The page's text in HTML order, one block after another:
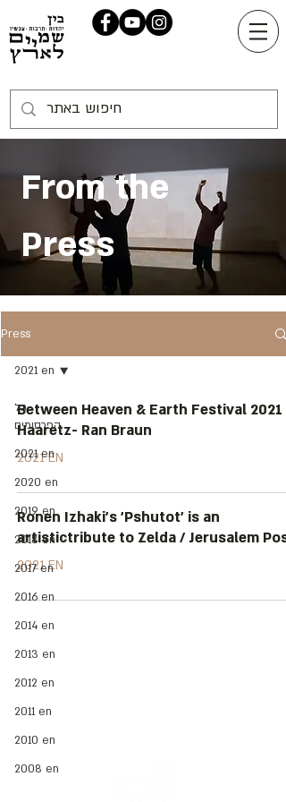
From the
Press
Press
כל
הפרסומים
2021 en
2020 en
2019 en
2018 en
2017 en
2016 en
2014 en
2013 en
2012 en
2011 en
2010 en
2008 en
2021 en
Between Heaven & Earth Festival 2021 -
Haaretz- Ran Braun
2021 EN
Ronen Izhaki’s 'Pshutot' is an
artistictribute to Zelda / Jerusalem Post
2021 EN
Office:02-624458
058-6887555
Culture- Now